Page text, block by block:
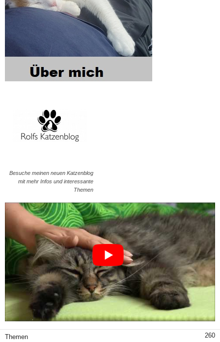
Besuche meinen neuen Katzenblog
mit mehr Infos und interessante
Themen
Themen 260